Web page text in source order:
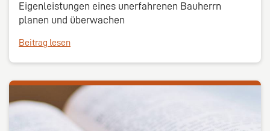
Eigenleistungen eines unerfahrenen Bauherrn
planen und überwachen
Beitrag lesen